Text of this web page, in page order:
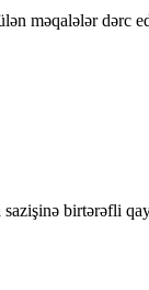
məqalələr dərc
birtərəfli